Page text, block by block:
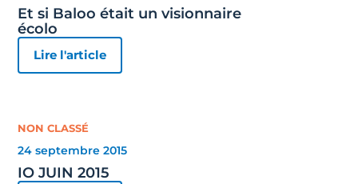
Et si Baloo était un visionnaire
écolo
Lire l'article
NON CLASSÉ
24 septembre 2015
IO JUIN 2015